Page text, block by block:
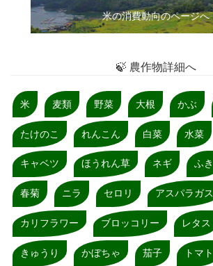
米の消費動向のページへ
🍃 農作物詳細へ
米 麦類 野菜 大根 かぶ
たけのこ れんこん 白菜 水菜
キャベツ ほうれん草 ネギ ふき
春菊 ニラ セロリ アスパラガス
カリフラワー ブロッコリー レタス
きゅうり かぼちゃ 茄子 トマト